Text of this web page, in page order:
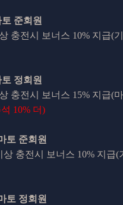
준회원
충전시 보너스 10% 지급(
정회원
충전시 보너스 15% 지급(
10% 더)
토 준회원
상 충전시 보너스 10% 지급(
토 정회원